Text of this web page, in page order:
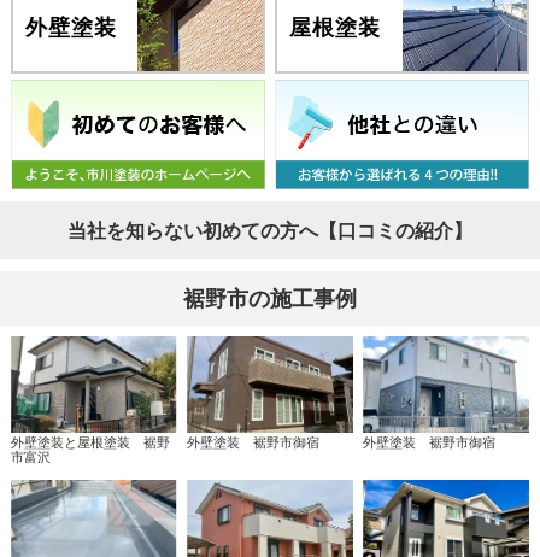
外壁塗装 屋根塗装
当社を知らない初めての方へ【口コミの紹介】
裾野市の施工事例
外壁塗装と屋根塗装 裾野
市富沢
外壁塗装 裾野市御宿 外壁塗装 裾野市御宿